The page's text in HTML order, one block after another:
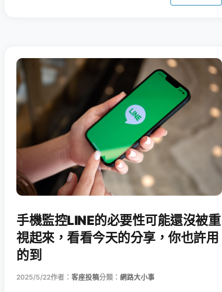
手機監控LINE的必要性可能還沒被重
視起來，看看今天的分享，你也許用
的到
2025/5/22作者： 客座投稿分類： 網路大小事